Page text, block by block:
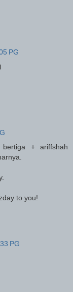
PG
+ ariffshah
to you!
PG